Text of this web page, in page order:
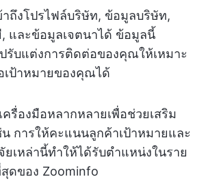
ถึงโปรไฟล์บริษัท, ข้อมูลบริษัท,
และข้อมูลเจตนาได้ ข้อมูลนี้
รับแต่งการติดต่อของคุณให้เหมาะ
ป้าหมายของคุณได้
ครื่องมือหลากหลายเพื่อช่วยเสริม
การให้คะแนนลูกค้าเป้าหมายและ
ยเหล่านี้ทำให้ได้รับตำแหน่งในราย
ดของ Zoominfo